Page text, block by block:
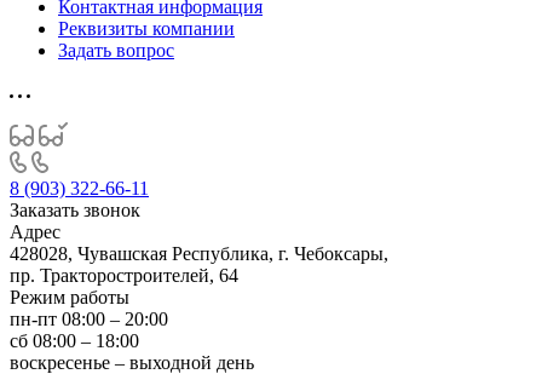
Контактная информация
Реквизиты компании
Задать вопрос
8 (903) 322-66-11
Заказать звонок
Адрес
428028, Чувашская Республика, г. Чебоксары,
пр. Тракторостроителей, 64
Режим работы
пн-пт 08:00 – 20:00
сб 08:00 – 18:00
воскресенье – выходной день